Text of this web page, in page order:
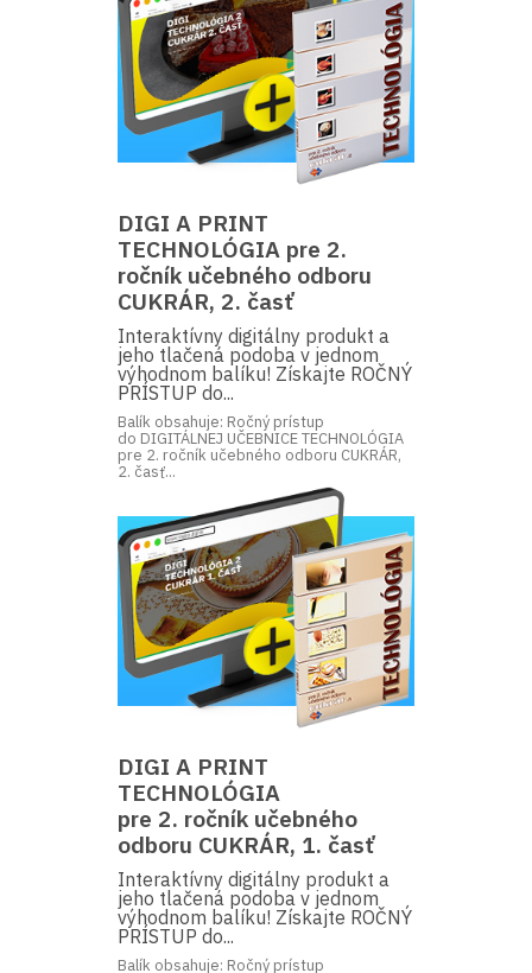
DIGI A PRINT
TECHNOLÓGIA pre 2.
ročník učebného odboru
CUKRÁR, 2. časť
Interaktívny digitálny produkt a
jeho tlačená podoba v jednom
výhodnom balíku! Získajte ROČNÝ
PRÍSTUP do...
Balík obsahuje: Ročný prístup
do DIGITÁLNEJ UČEBNICE TECHNOLÓGIA
pre 2. ročník učebného odboru CUKRÁR,
2. časť...
DIGI A PRINT
TECHNOLÓGIA
pre 2. ročník učebného
odboru CUKRÁR, 1. časť
Interaktívny digitálny produkt a
jeho tlačená podoba v jednom
výhodnom balíku! Získajte ROČNÝ
PRÍSTUP do...
Balík obsahuje: Ročný prístup